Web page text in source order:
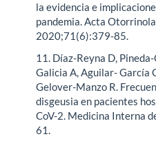
la evidencia e
pandemia. Acta
2020;71(6):379-85.
11. Díaz-Reyna D,
Galicia A, Aguilar- García
Gelover-Manzo R.
disgeusia en pacientes
CoV-2. Medicina Interna
61.